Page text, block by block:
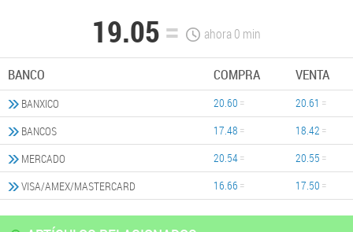
19.05 ahora0 min
BANCO COMPRA VENTA
BANXICO 20.60
20.61
BANCOS
17.48
18.42
MERCADO
20.54
20.55
VISA/AMEX/MASTERCARD
16.66 17.50